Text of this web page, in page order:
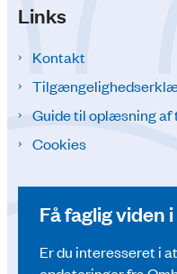
Links
Kontakt
Guide til oplæsning af
Cookies
Få faglig viden
Er du interesseret i